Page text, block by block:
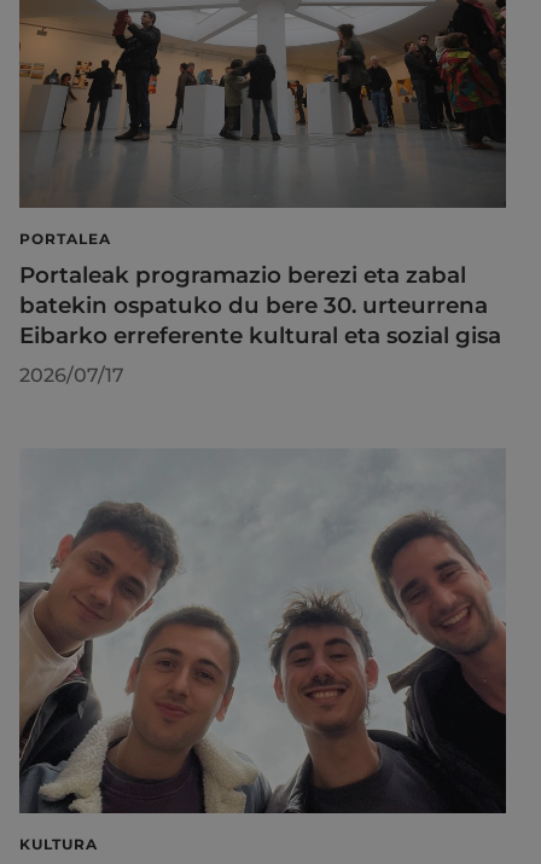
PORTALEA
Portaleak programazio berezi eta zabal
batekin ospatuko du bere 30. urteurrena
Eibarko erreferente kultural eta sozial gisa
2026/07/17
KULTURA